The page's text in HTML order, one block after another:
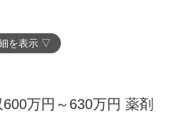
を表示 ▽
万円～630万円 薬剤